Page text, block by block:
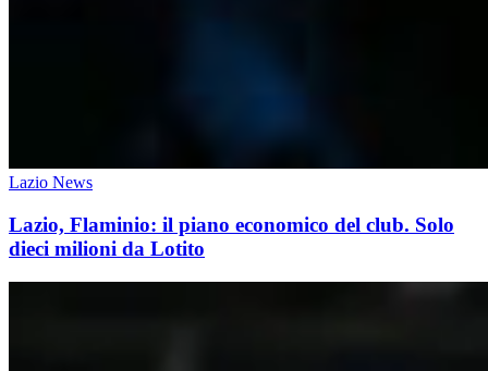
Lazio News
Lazio, Flaminio: il piano economico del club. Solo
dieci milioni da Lotito